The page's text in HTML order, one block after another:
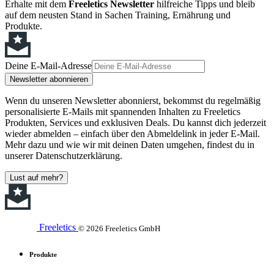
Erhalte mit dem Freeletics Newsletter hilfreiche Tipps und bleib
auf dem neusten Stand in Sachen Training, Ernährung und
Produkte.
Deine E-Mail-Adresse
Newsletter abonnieren
Wenn du unseren Newsletter abonnierst, bekommst du regelmäßig
personalisierte E-Mails mit spannenden Inhalten zu Freeletics
Produkten, Services und exklusiven Deals. Du kannst dich jederzeit
wieder abmelden – einfach über den Abmeldelink in jeder E-Mail.
Mehr dazu und wie wir mit deinen Daten umgehen, findest du in
unserer Datenschutzerklärung.
Lust auf mehr?
Freeletics © 2026 Freeletics GmbH
Produkte